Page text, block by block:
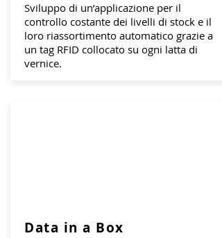
Sviluppo di un’applicazione per il
controllo costante dei livelli di stock e il
loro riassortimento automatico grazie a
un tag RFID collocato su ogni latta di
vernice.
Data in a Box